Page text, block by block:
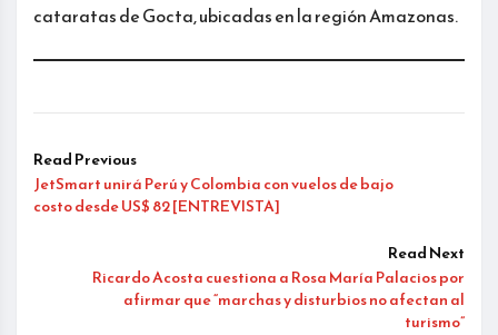
cataratas de Gocta, ubicadas en la región Amazonas.
Read Previous
JetSmart unirá Perú y Colombia con vuelos de bajo
costo desde US$ 82 [ENTREVISTA]
Read Next
Ricardo Acosta cuestiona a Rosa María Palacios por
afirmar que “marchas y disturbios no afectan al
turismo”